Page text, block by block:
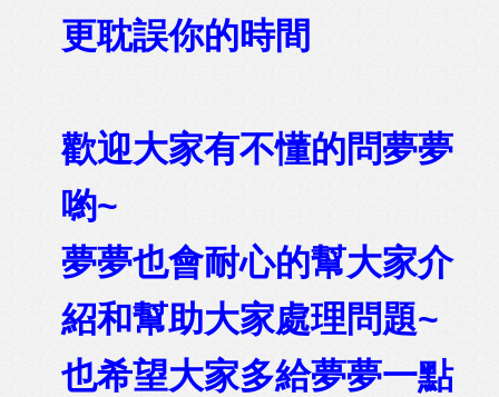
更耽誤你的時間
歡迎大家有不懂的問夢夢
喲~
夢夢也會耐心的幫大家介
紹和幫助大家處理問題~
也希望大家多給夢夢一點